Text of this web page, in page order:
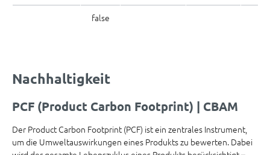
false
Nachhaltigkeit
PCF (Product Carbon Footprint) | CBAM
Der Product Carbon Footprint (PCF) ist ein zentrales Instrument,
um die Umweltauswirkungen eines Produkts zu bewerten. Dabei